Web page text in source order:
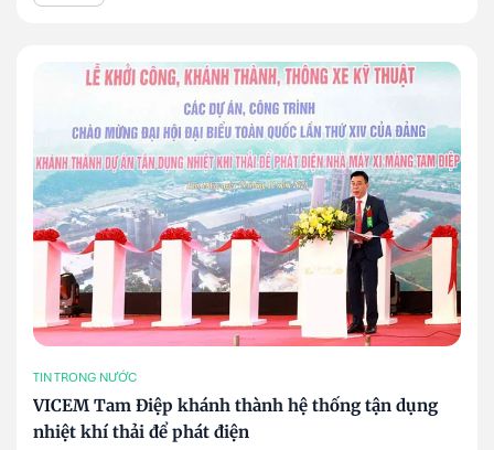
TIN TRONG NƯỚC
VICEM Tam Điệp khánh thành hệ thống tận dụng
nhiệt khí thải để phát điện